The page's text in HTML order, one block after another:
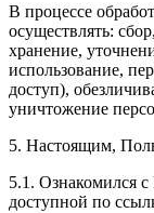
В процессе
осуществлять:
хранение,
использование,
доступ),
уничтожение
5. Настоящим,
5.1. Ознакомился
доступной по